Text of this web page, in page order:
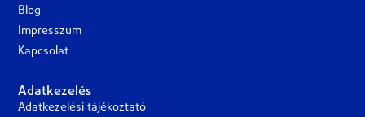
Blog
Impresszum
Kapcsolat
Adatkezelés
Adatkezelési tájékoztató